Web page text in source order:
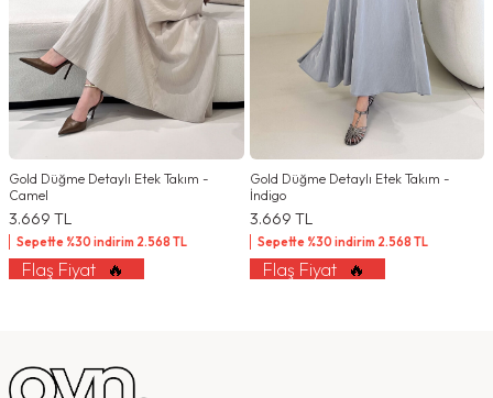
Gold Düğme Detaylı Etek Takım -
Camel
3.669 TL
Sepette %30 indirim 2.568 TL
Flaş Fiyat 🔥
Gold Düğme Detaylı Etek Takım -
İndigo
3.669 TL
Sepette %30 indirim 2.568 TL
Flaş Fiyat 🔥